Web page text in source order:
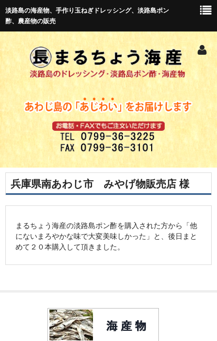
淡路島の海産物、手作り玉ねぎドレッシング、淡路島ポン
酢、農産物の販売
トップ
新商品紹介
お知らせ
お客様の声
カートの中を見る
兵庫県南あわじ市 みやげ物販売店 様
まるちょう海産の淡路島ポン酢を購入された方から「他
にないまろやかな味で大変美味しかった」と、後日まと
めて２０本購入して頂きました。